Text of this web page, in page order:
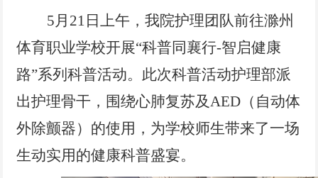
专题链接5月21日上午，我院护理团队前往滁州
体育职业学校开展“科普同襄行-智启健康
路”系列科普活动。此次科普活动护理部派
出护理骨干，围绕心肺复苏及AED（自动体
外除颤器）的使用，为学校师生带来了一场
生动实用的健康科普盛宴。